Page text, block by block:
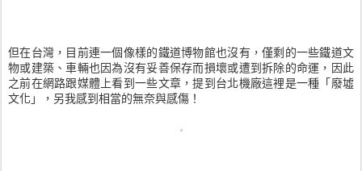
但在台灣，目前連一個像樣的鐵道博物館也沒有，僅剩的一些鐵道文
物或建築、車輛也因為沒有妥善保存而損壞或遭到拆除的命運，因此
之前在網路跟媒體上看到一些文章，提到台北機廠這裡是一種「廢墟
文化」，另我感到相當的無奈與感傷！